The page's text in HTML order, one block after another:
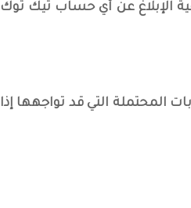
الإبلاغ عن أي حساب تيك توك
المحتملة التي قد تواجهها إذا